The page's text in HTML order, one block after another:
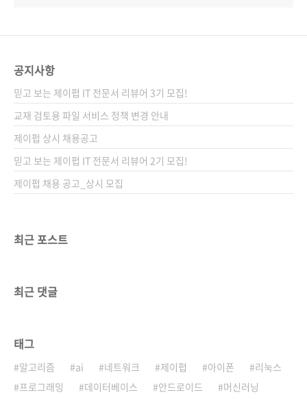
공지사항
믿고 보는 제이펍 IT 전문서 리뷰어 3기 모집!
교재 검토용 파일 서비스 정책 변경 안내
제이펍 상시 채용공고
믿고 보는 제이펍 IT 전문서 리뷰어 2기 모집!
제이펍 채용 공고_상시 모집
최근 포스트
최근 댓글
태그
알고리즘 ai 네트워크 제이펍 아이폰
리눅스
프로그래밍
데이터베이스 안드로이드 머신러닝